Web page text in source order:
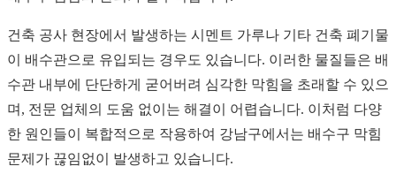
건축 공사 현장에서 발생하는 시멘트 가루나 기타 건축 폐기물
이 배수관으로 유입되는 경우도 있습니다. 이러한 물질들은 배
수관 내부에 단단하게 굳어버려 심각한 막힘을 초래할 수 있으
며, 전문 업체의 도움 없이는 해결이 어렵습니다. 이처럼 다양
한 원인들이 복합적으로 작용하여 강남구에서는 배수구 막힘
문제가 끊임없이 발생하고 있습니다.